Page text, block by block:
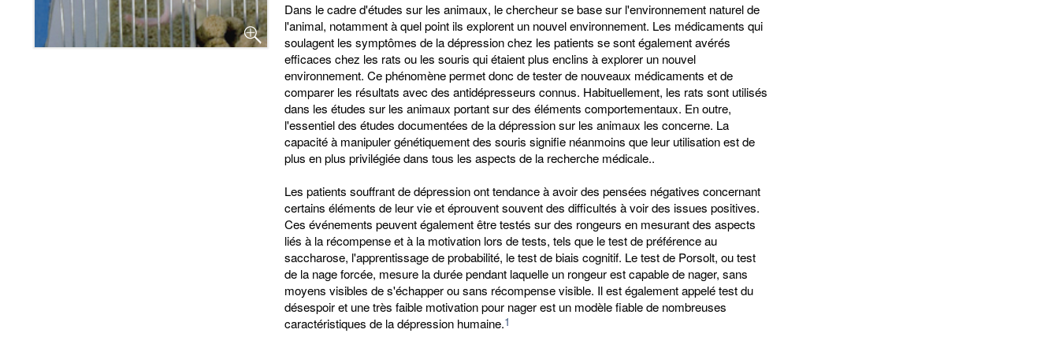
Dans le cadre d'études sur les animaux, le chercheur se base sur l'environnement naturel de
l'animal, notamment à quel point ils explorent un nouvel environnement. Les médicaments qui
soulagent les symptômes de la dépression chez les patients se sont également avérés
efficaces chez les rats ou les souris qui étaient plus enclins à explorer un nouvel
environnement. Ce phénomène permet donc de tester de nouveaux médicaments et de
comparer les résultats avec des antidépresseurs connus. Habituellement, les rats sont utilisés
dans les études sur les animaux portant sur des éléments comportementaux. En outre,
l'essentiel des études documentées de la dépression sur les animaux les concerne. La
capacité à manipuler génétiquement des souris signifie néanmoins que leur utilisation est de
plus en plus privilégiée dans tous les aspects de la recherche médicale..
Les patients souffrant de dépression ont tendance à avoir des pensées négatives concernant
certains éléments de leur vie et éprouvent souvent des difficultés à voir des issues positives.
Ces événements peuvent également être testés sur des rongeurs en mesurant des aspects
liés à la récompense et à la motivation lors de tests, tels que le test de préférence au
saccharose, l'apprentissage de probabilité, le test de biais cognitif. Le test de Porsolt, ou test
de la nage forcée, mesure la durée pendant laquelle un rongeur est capable de nager, sans
moyens visibles de s'échapper ou sans récompense visible. Il est également appelé test du
désespoir et une très faible motivation pour nager est un modèle fiable de nombreuses
caractéristiques de la dépression humaine.1